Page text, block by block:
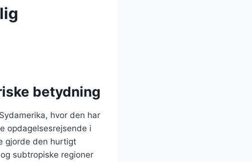
betydning
hvor den har
opdagelsesrejsende i
gjorde den hurtigt
subtropiske regioner